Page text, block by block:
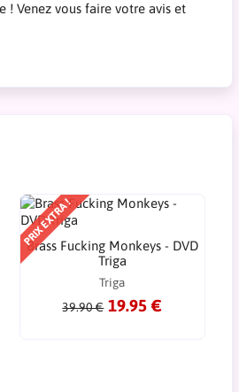
! Venez vous faire votre avis et
PRIX EXTRA !
Brass Fucking Monkeys - DVD
Triga
Triga
39.90 € 19.95 €